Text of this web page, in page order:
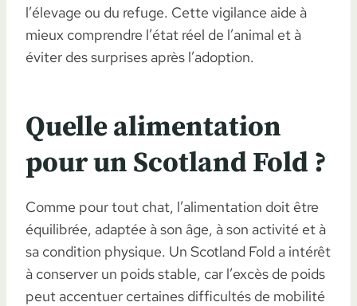
l’élevage ou du refuge. Cette vigilance aide à
mieux comprendre l’état réel de l’animal et à
éviter des surprises après l’adoption.
Quelle alimentation
pour un Scotland Fold ?
Comme pour tout chat, l’alimentation doit être
équilibrée, adaptée à son âge, à son activité et à
sa condition physique. Un Scotland Fold a intérêt
à conserver un poids stable, car l’excès de poids
peut accentuer certaines difficultés de mobilité